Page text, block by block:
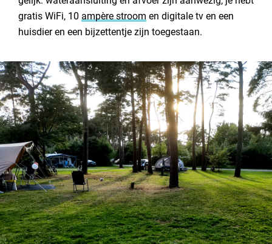
gratis WiFi, 10 ampère stroom en digitale tv en een
huisdier en een bijzettentje zijn toegestaan.